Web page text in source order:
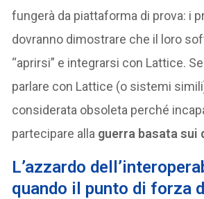
fungerà da piattaforma di prova: i
dovranno dimostrare che il loro
“aprirsi” e integrarsi con Lattice.
parlare con Lattice (o sistemi
considerata obsoleta perché
partecipare alla guerra basata sui
L’azzardo
quando il punto di forza